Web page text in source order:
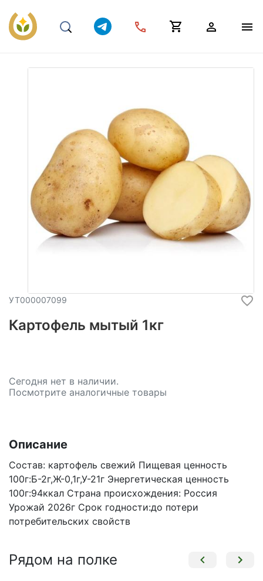
УТ000007099
Картофель мытый 1кг
Сегодня нет в наличии.
Посмотрите аналогичные товары
Описание
Состав: картофель свежий Пищевая ценность
100г:Б-2г,Ж-0,1г,У-21г Энергетическая ценность
100г:94ккал Страна происхождения: Россия
Урожай 2026г Срок годности:до потери
потребительских свойств
Рядом на полке